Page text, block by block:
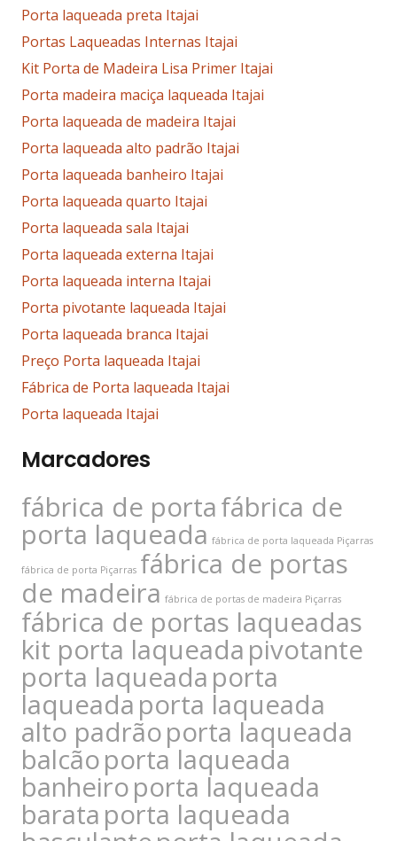
Porta laqueada preta Itajai
Portas Laqueadas Internas Itajai
Kit Porta de Madeira Lisa Primer Itajai
Porta madeira maciça laqueada Itajai
Porta laqueada de madeira Itajai
Porta laqueada alto padrão Itajai
Porta laqueada banheiro Itajai
Porta laqueada quarto Itajai
Porta laqueada sala Itajai
Porta laqueada externa Itajai
Porta laqueada interna Itajai
Porta pivotante laqueada Itajai
Porta laqueada branca Itajai
Preço Porta laqueada Itajai
Fábrica de Porta laqueada Itajai
Porta laqueada Itajai
Marcadores
fábrica de portafábrica de
porta laqueada fábrica de porta laqueada Piçarras
fábrica de porta Piçarras fábrica de portas
de madeira fábrica de portas de madeira Piçarras
fábrica de portas laqueadas
kit porta laqueada pivotante
porta laqueada porta
laqueada porta laqueada
alto padrãoporta laqueada
balcãoporta laqueada
banheiroporta laqueada
barata porta laqueada